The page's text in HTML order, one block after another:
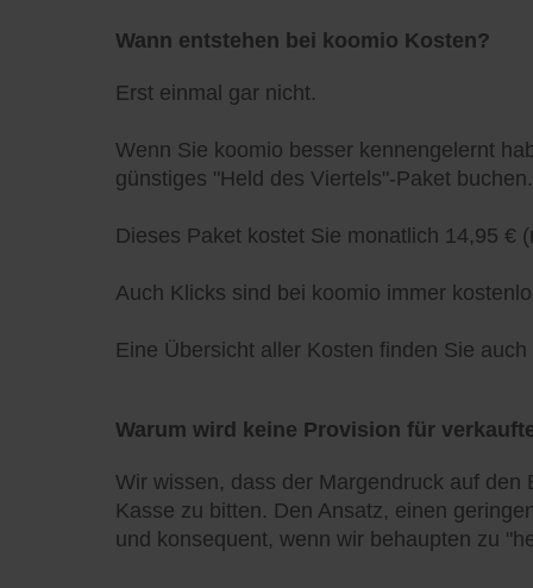
Wann entstehen bei koomio Kosten?
Erst einmal gar nicht.
Wenn Sie koomio besser kennengelernt
günstiges "Held des Viertels"-Paket buchen.
Dieses Paket kostet Sie monatlich 14,95 €
Auch Klicks sind bei koomio immer
Eine Übersicht aller Kosten finden Sie
Warum wird keine Provision für
Wir wissen, dass der Margendruck auf
Kasse zu bitten. Den Ansatz, einen
und konsequent, wenn wir behaupten zu